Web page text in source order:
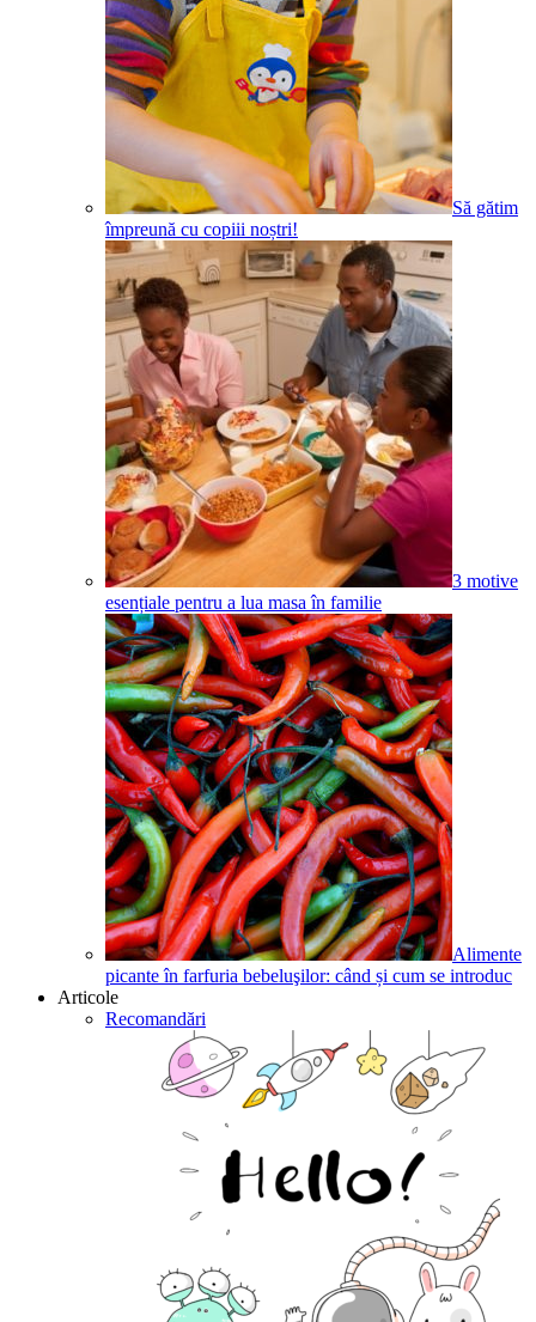
Să gătim
împreună cu copiii noștri!
3 motive
esențiale pentru a lua masa în familie
Alimente
picante în farfuria bebeluşilor: când și cum se introduc
Articole
Recomandări